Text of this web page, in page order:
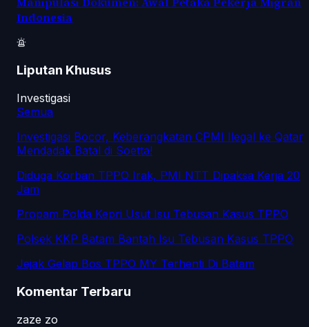
Indonesia
Liputan Khusus
Investigasi
Semua
Investigasi Bocor, Keberangkatan CPMI Ilegal ke Qatar
Mendadak Batal di Soetta!
Diduga Korban TPPO Irak, PMI NTT Dipaksa Kerja 20
Jam
Propam Polda Kepri Usut Isu Tebusan Kasus TPPO
Polsek KKP Batam Bantah Isu Tebusan Kasus TPPO
Jejak Gelap Bos TPPO MY Terhenti Di Batam
Komentar Terbaru
zaze zo